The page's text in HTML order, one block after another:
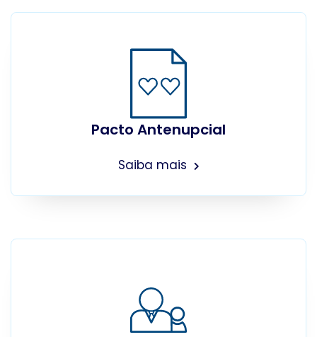
Pacto Antenupcial
Saiba mais